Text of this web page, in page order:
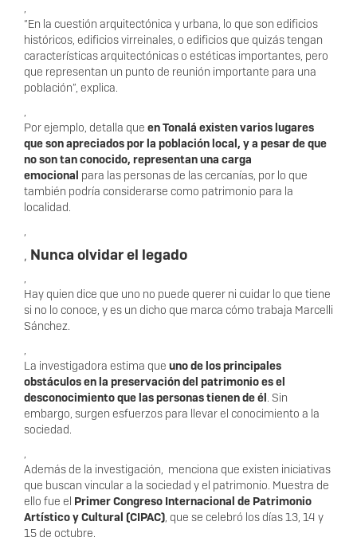
,
“En la cuestión arquitectónica y urbana, lo que son edificios
históricos, edificios virreinales, o edificios que quizás tengan
características arquitectónicas o estéticas importantes, pero
que representan un punto de reunión importante para una
población”, explica.
,
Por ejemplo, detalla que en Tonalá existen varios lugares
que son apreciados por la población local, y a pesar de que
no son tan conocido, representan una carga
emocional para las personas de las cercanías, por lo que
también podría considerarse como patrimonio para la
localidad.
,
, Nunca olvidar el legado
,
Hay quien dice que uno no puede querer ni cuidar lo que tiene
si no lo conoce, y es un dicho que marca cómo trabaja Marcelli
Sánchez.
,
La investigadora estima que uno de los principales
obstáculos en la preservación del patrimonio es el
desconocimiento que las personas tienen de él . Sin
embargo, surgen esfuerzos para llevar el conocimiento a la
sociedad.
,
Además de la investigación, menciona que existen iniciativas
que buscan vincular a la sociedad y el patrimonio. Muestra de
ello fue el Primer Congreso Internacional de Patrimonio
Artístico y Cultural (CIPAC), que se celebró los días 13, 14 y
15 de octubre.